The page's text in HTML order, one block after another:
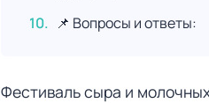
Фестиваль сыра и
📌 Вопросы и ответы: